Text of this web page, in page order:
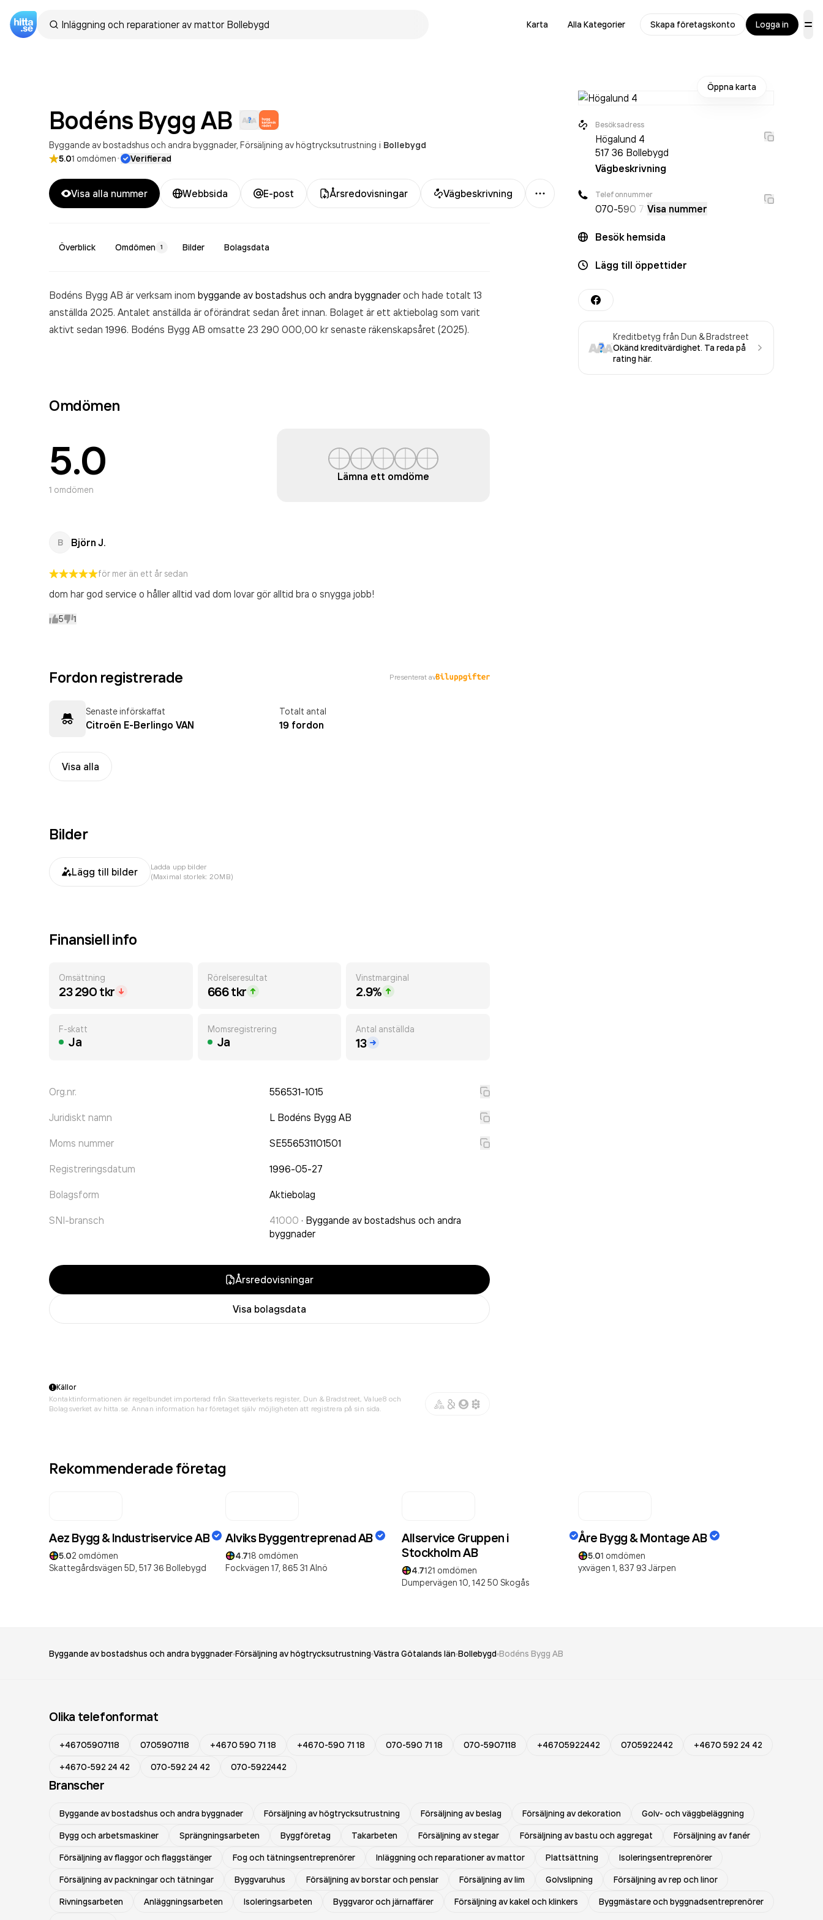
Karta Alla Kategorier Skapa företagskonto Logga in
Bodéns Bygg AB
Byggande av bostadshus och andra byggnader Försäljning av högtrycksutrustning i Bollebygd
5.01 omdömen· Verifierad
Visa alla nummer Webbsida E-post Årsredovisningar Vägbeskrivning
Mer
Överblick Omdömen 1 Bilder Bolagsdata
Bodéns Bygg AB är verksam inom byggande av bostadshus och andra byggnaderoch hade totalt 13
anställda 2025. Antalet anställda är oförändrat sedan året innan. Bolaget är ett aktiebolag som varit
aktivt sedan 1996. Bodéns Bygg AB omsatte 23 290 000,00 krsenaste räkenskapsåret (2025).
Omdömen
5.0
1 omdömen
Lämna ett omdöme
B Björn J.
för mer än ett år sedan
dom har god service o håller alltid vad dom lovar gör alltid bra o snygga jobb!
5 1
Fordon registrerade Presenterat av
Senaste införskaffat
Citroën E-Berlingo VAN
Totalt antal
19 fordon
Visa alla
Bilder
Lägg till bilder
Ladda upp bilder
(Maximal storlek: 20MB)
Finansiell info
Omsättning
23 290 tkr
Rörelseresultat
666 tkr
Vinstmarginal
2.9%
F-skatt
Ja
Momsregistrering
Ja
Antal anställda
13
Org.nr. 556531-1015
Juridiskt namn L Bodéns Bygg AB
Moms nummer SE556531101501
Registreringsdatum 1996-05-27
Bolagsform Aktiebolag
SNI-bransch 41000 · Byggande av bostadshus och andra
byggnader
Årsredovisningar
Visa bolagsdata
Öppna karta
Besöksadress
Högalund 4
517 36 Bollebygd
Vägbeskrivning
Telefonnummer
070-590 71 Visa nummer
Besök hemsida
Lägg till öppettider
Kreditbetyg från Dun & Bradstreet
Okänd kreditvärdighet. Ta reda på
rating här.
Källor
Kontaktinformationen är regelbundet importerad från Skatteverkets register, Dun & Bradstreet, Value8 och
Bolagsverket av hitta.se. Annan information har företaget själv möjligheten att registrera på sin sida.
Rekommenderade företag
Aez Bygg & Industriservice AB
5.02 omdömen
Skattegårdsvägen 5D, 517 36 Bollebygd
Alviks Byggentreprenad AB
4.718 omdömen
Fockvägen 17, 865 31 Alnö
Allservice Gruppen i
Stockholm AB
4.7121 omdömen
Dumpervägen 10, 142 50 Skogås
Åre Bygg & Montage AB
5.01 omdömen
yxvägen 1, 837 93 Järpen
Byggande av bostadshus och andra byggnader Försäljning av högtrycksutrustning Västra Götalands län Bollebygd Bodéns Bygg AB
Olika telefonformat
+46705907118 0705907118 +4670 590 71 18 +4670-590 71 18 070-590 71 18 070-5907118 +46705922442 0705922442
+4670 592 24 42
+4670-592 24 42
070-592 24 42 070-5922442
Branscher
Byggande av bostadshus och andra byggnader Försäljning av högtrycksutrustning Försäljning av beslag Försäljning av dekoration
Golv- och väggbeläggning
Bygg och arbetsmaskiner
Sprängningsarbeten Byggföretag Takarbeten Försäljning av stegar Försäljning av bastu och aggregat
Försäljning av fanér
Försäljning av flaggor och flaggstänger
Fog och tätningsentreprenörer Inläggning och reparationer av mattor Plattsättning
Isoleringsentreprenörer
Försäljning av packningar och tätningar
Byggvaruhus Försäljning av borstar och penslar Försäljning av lim Golvslipning
Försäljning av rep och linor
Rivningsarbeten
Anläggningsarbeten Isoleringsarbeten Byggvaror och järnaffärer Försäljning av kakel och klinkers
Byggmästare och byggnadsentreprenörer